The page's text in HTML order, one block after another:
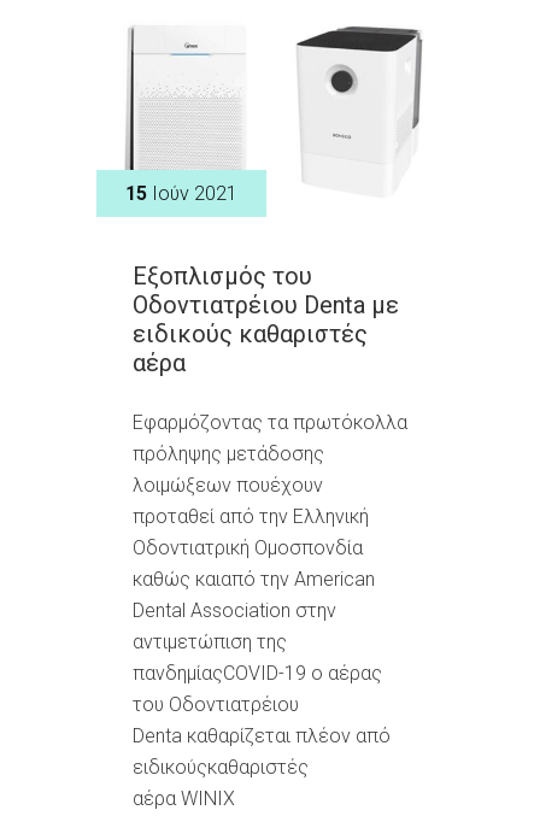
15 Ιούν 2021
Εξοπλισμός του
Οδοντιατρέιου Denta με
ειδικούς καθαριστές
αέρα
Εφαρμόζοντας τα πρωτόκολλα
πρόληψης μετάδοσης
λοιμώξεων πουέχουν
προταθεί από την Ελληνική
Οδοντιατρική Ομοσπονδία
καθώς καιαπό την American
Dental Association στην
αντιμετώπιση της
πανδημίαςCOVID-19 ο αέρας
του Οδοντιατρέιου
Denta καθαρίζεται πλέον από
ειδικούςκαθαριστές
αέρα WINIX